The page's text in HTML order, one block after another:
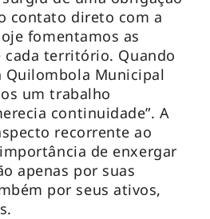
contato direto com a
fomentamos as
cada território. Quando
Quilombola Municipal
um trabalho
continuidade”. A
recorrente ao
de enxergar
apenas por suas
por seus ativos,